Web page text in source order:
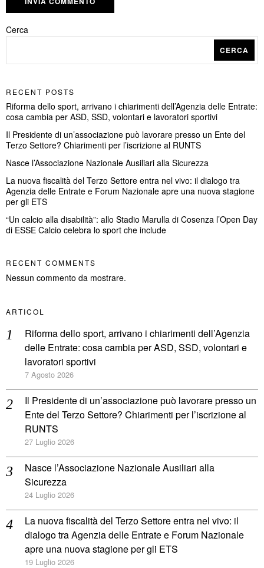
Cerca
CERCA
RECENT POSTS
Riforma dello sport, arrivano i chiarimenti dell’Agenzia delle Entrate:
cosa cambia per ASD, SSD, volontari e lavoratori sportivi
Il Presidente di un’associazione può lavorare presso un Ente del
Terzo Settore? Chiarimenti per l’iscrizione al RUNTS
Nasce l’Associazione Nazionale Ausiliari alla Sicurezza
La nuova fiscalità del Terzo Settore entra nel vivo: il dialogo tra
Agenzia delle Entrate e Forum Nazionale apre una nuova stagione
per gli ETS
“Un calcio alla disabilità”: allo Stadio Marulla di Cosenza l’Open Day
di ESSE Calcio celebra lo sport che include
RECENT COMMENTS
Nessun commento da mostrare.
ARTICOL
Riforma dello sport, arrivano i chiarimenti dell’Agenzia
delle Entrate: cosa cambia per ASD, SSD, volontari e
lavoratori sportivi
7 Agosto 2026
Il Presidente di un’associazione può lavorare presso un
Ente del Terzo Settore? Chiarimenti per l’iscrizione al
RUNTS
27 Luglio 2026
Nasce l’Associazione Nazionale Ausiliari alla
Sicurezza
24 Luglio 2026
La nuova fiscalità del Terzo Settore entra nel vivo: il
dialogo tra Agenzia delle Entrate e Forum Nazionale
apre una nuova stagione per gli ETS
19 Luglio 2026